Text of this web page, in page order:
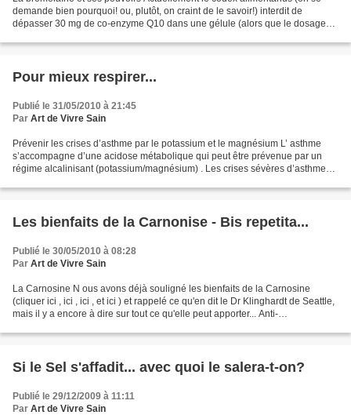
demande bien pourquoi! ou, plutôt, on craint de le savoir!) interdit de
dépasser 30 mg de co-enzyme Q10 dans une gélule (alors que le dosage
Pour mieux respirer...
Publié le 31/05/2010 à 21:45
Par Art de Vivre Sain
Prévenir les crises d’asthme par le potassium et le magnésium L’ asthme
s’accompagne d’une acidose métabolique qui peut être prévenue par un
régime alcalinisant (potassium/magnésium) . Les crises sévères d’asthme
Les bienfaits de la Carnonise - Bis repetita...
Publié le 30/05/2010 à 08:28
Par Art de Vivre Sain
La Carnosine N ous avons déjà souligné les bienfaits de la Carnosine
(cliquer ici , ici , ici , et ici ) et rappelé ce qu'en dit le Dr Klinghardt de Seattle,
mais il y a encore à dire sur tout ce qu'elle peut apporter... Anti-
Si le Sel s'affadit... avec quoi le salera-t-on?
Publié le 29/12/2009 à 11:11
Par Art de Vivre Sain